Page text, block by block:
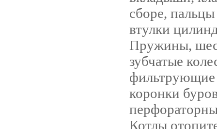
сборе,
втулки
Пружины,
зубчатые
фильтрующие
коронки
Котлы